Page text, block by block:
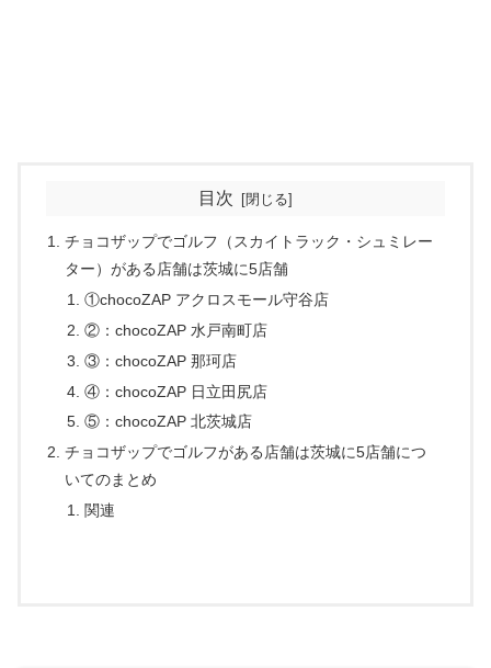
目次
チョコザップでゴルフ（スカイトラック・シュミレー
ター）がある店舗は茨城に5店舗
①chocoZAP アクロスモール守谷店
②：chocoZAP 水戸南町店
③：chocoZAP 那珂店
④：chocoZAP 日立田尻店
⑤：chocoZAP 北茨城店
チョコザップでゴルフがある店舗は茨城に5店舗につ
いてのまとめ
関連